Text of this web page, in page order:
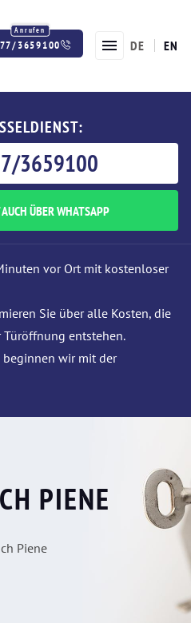
3659100 DE EN
3659100
ÜBER WHATSAPP
vor Ort mit kostenloser
Sie über alle Kosten, die
entstehen.
beginnen wir mit der
PIENE
Piene